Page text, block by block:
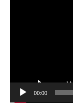
00:00